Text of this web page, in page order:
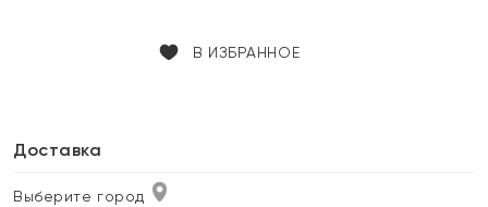
В ИЗБРАННОЕ
Доставка
Выберите город